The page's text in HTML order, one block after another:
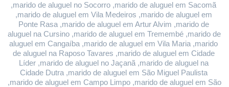
,marido de aluguel no Socorro ,marido de aluguel em Sacomã
,marido de aluguel em Vila Medeiros ,marido de aluguel em
Ponte Rasa ,marido de aluguel em Artur Alvim ,marido de
aluguel na Cursino ,marido de aluguel em Tremembé ,marido de
aluguel em Cangaíba ,marido de aluguel em Vila Maria ,marido
de aluguel na Raposo Tavares ,marido de aluguel em Cidade
Líder ,marido de aluguel no Jaçanã ,marido de aluguel na
Cidade Dutra ,marido de aluguel em São Miguel Paulista
,marido de aluguel em Campo Limpo ,marido de aluguel em São